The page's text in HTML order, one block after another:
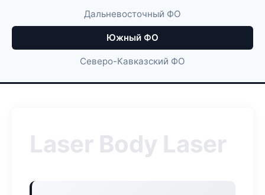
Дальневосточный ФО
Южный ФО
Северо-Кавказский ФО
Laser Body Laser